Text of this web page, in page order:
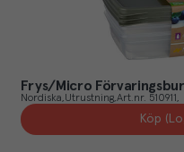
Frys/Micro
Nordiska Utrustning Art.nr. 510911
Köp